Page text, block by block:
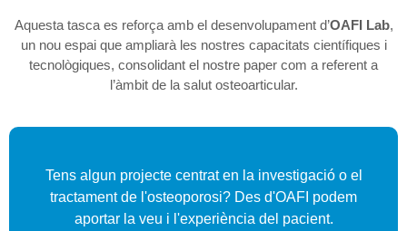
Aquesta tasca es reforça amb el desenvolupament d’OAFI Lab,
un nou espai que ampliarà les nostres capacitats científiques i
tecnològiques, consolidant el nostre paper com a referent a
l’àmbit de la salut osteoarticular.
Tens algun projecte centrat en la investigació o el
tractament de l'osteoporosi? Des d'OAFI podem
aportar la veu i l'experiència del pacient.